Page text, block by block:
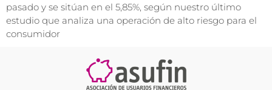
pasado y se sitúan en el 5,85%, según nuestro último
estudio que analiza una operación de alto riesgo para el
consumidor